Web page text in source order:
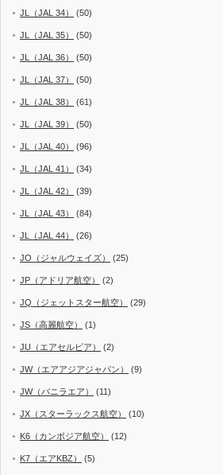
JL（JAL 34） (50)
JL（JAL 35） (50)
JL（JAL 36） (50)
JL（JAL 37） (50)
JL（JAL 38） (61)
JL（JAL 39） (50)
JL（JAL 40） (96)
JL（JAL 41） (34)
JL（JAL 42） (39)
JL（JAL 43） (84)
JL（JAL 44） (26)
JO（ジャルウェイズ） (25)
JP（アドリア航空） (2)
JQ（ジェットスター航空） (29)
JS（高麗航空） (1)
JU（エアセルビア） (2)
JW（エアアジアジャパン） (9)
JW（バニラエア） (11)
JX（スターラックス航空） (10)
K6（カンボジア航空） (12)
K7（エアKBZ） (5)